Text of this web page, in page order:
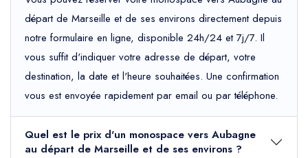
départ de Marseille et de ses environs directement depuis
notre formulaire en ligne, disponible 24h/24 et 7j/7. Il
vous suffit d'indiquer votre adresse de départ, votre
destination, la date et l'heure souhaitées. Une confirmation
vous est envoyée rapidement par email ou par téléphone.
Quel est le prix d'un monospace vers Aubagne
au départ de Marseille et de ses environs ?